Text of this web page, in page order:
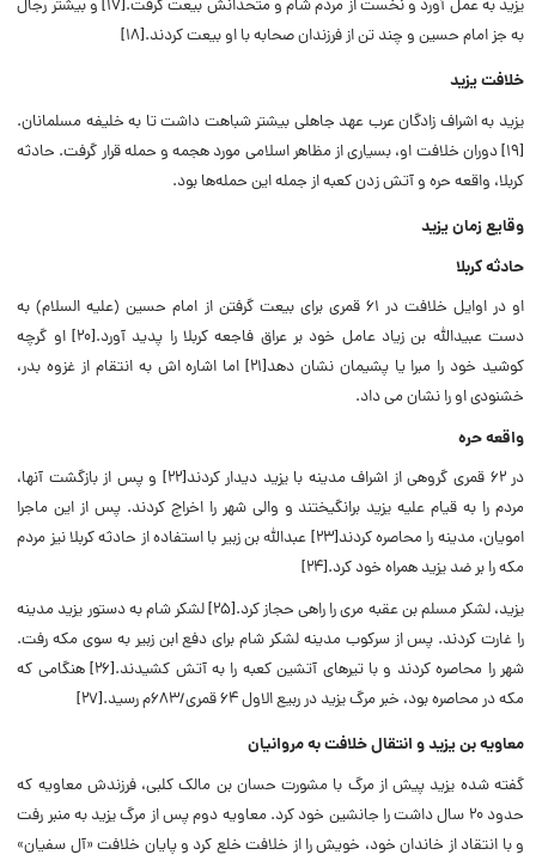
یزید به عمل آورد و نخست از مردم شام و متحدانش بیعت گرفت.[۱۷] و بیشتر رجال
به جز امام حسین و چند تن از فرزندان صحابه با او بیعت کردند.[۱۸]
خلافت یزید
یزید به اشراف زادگان عرب عهد جاهلی بیشتر شباهت داشت تا به خلیفه مسلمانان.
[۱۹] دوران خلافت او، بسیاری از مظاهر اسلامی مورد هجمه و حمله قرار گرفت. حادثه
کربلا، واقعه حره و آتش زدن کعبه از جمله این حمله‌ها بود.
وقایع زمان یزید
حادثه کربلا
او در اوایل خلافت در ۶۱ قمری برای بیعت گرفتن از امام حسین (علیه السلام) به
دست عبیدالله بن زیاد عامل خود بر عراق فاجعه کربلا را پدید آورد.[۲۰] او گرچه
کوشید خود را مبرا یا پشیمان نشان دهد[۲۱] اما اشاره اش به انتقام از غزوه بدر،
خشنودی او را نشان می داد.
واقعه حره
در ۶۲ قمری گروهی از اشراف مدینه با یزید دیدار کردند[۲۲] و پس از بازگشت آنها،
مردم را به قیام علیه یزید برانگیختند و والی شهر را اخراج کردند. پس از این ماجرا
امویان، مدینه را محاصره کردند[۲۳] عبدالله بن زبیر با استفاده از حادثه کربلا نیز مردم
مکه را بر ضد یزید همراه خود کرد.[۲۴]
یزید، لشکر مسلم بن عقبه مری را راهی حجاز کرد.[۲۵] لشکر شام به دستور یزید مدینه
را غارت کردند. پس از سرکوب مدینه لشکر شام برای دفع ابن زبیر به سوی مکه رفت.
شهر را محاصره کردند و با تیرهای آتشین کعبه را به آتش کشیدند.[۲۶] هنگامی که
مکه در محاصره بود، خبر مرگ یزید در ربیع الاول ۶۴ قمری/۶۸۳م رسید.[۲۷]
معاویه بن یزید و انتقال خلافت به مروانیان
گفته شده یزید پیش از مرگ با مشورت حسان بن مالک کلبی، فرزندش معاویه که
حدود ۲۰ سال داشت را جانشین خود کرد. معاویه دوم پس از مرگ یزید به منبر رفت
و با انتقاد از خاندان خود، خویش را از خلافت خلع کرد و پایان خلافت «آل سفیان»